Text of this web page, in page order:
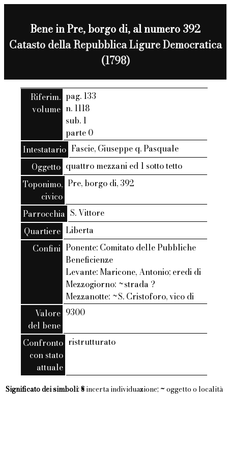
Bene in Pre, borgo di, al numero 392
Catasto della Repubblica Ligure Democratica
(1798)
Riferim.
volume
pag. 133
n. 1118
sub. 1
parte 0
Intestatario Fascie, Giuseppe q. Pasquale
Oggetto quattro mezzani ed 1 sotto tetto
Toponimo,
civico
Pre, borgo di, 392
Parrocchia S. Vittore
Quartiere Liberta
Confini Ponente: Comitato delle Pubbliche
Beneficienze
Levante: Maricone, Antonio; eredi di
Mezzogiorno: ~strada ?
Mezzanotte: ~S. Cristoforo, vico di
Valore
del bene
9300
Confronto
con stato
attuale
ristrutturato
Significato dei simboli: §incerta individuazione; ~ oggetto o località